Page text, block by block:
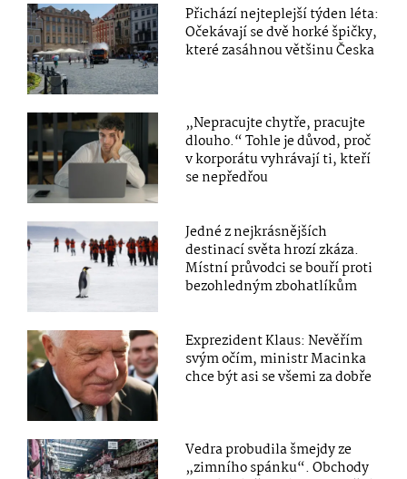
Přichází nejteplejší týden léta:
Očekávají se dvě horké špičky,
které zasáhnou většinu Česka
„Nepracujte chytře, pracujte
dlouho.“ Tohle je důvod, proč
v korporátu vyhrávají ti, kteří
se nepředřou
Jedné z nejkrásnějších
destinací světa hrozí zkáza.
Místní průvodci se bouří proti
bezohledným zbohatlíkům
Exprezident Klaus: Nevěřím
svým očím, ministr Macinka
chce být asi se všemi za dobře
Vedra probudila šmejdy ze
„zimního spánku“. Obchody